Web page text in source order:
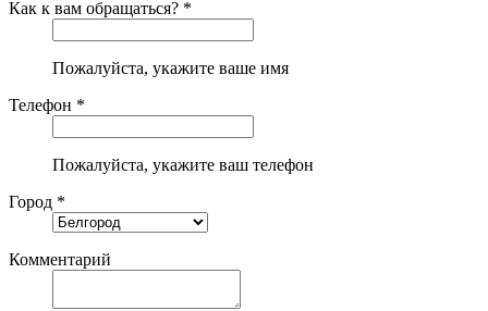
Как к вам обращаться? *
Пожалуйста, укажите ваше имя
Телефон *
Пожалуйста, укажите ваш телефон
Город *
Комментарий